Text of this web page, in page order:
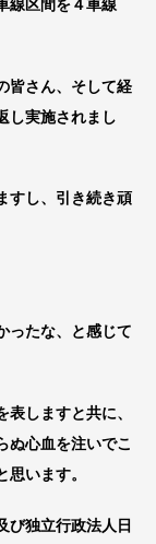
線区間を４車線
皆さん、そして経
し実施されまし
すし、引き続き頑
ったな、と感じて
しますと共に、
ぬ心血を注いでこ
います。
び独立行政法人日